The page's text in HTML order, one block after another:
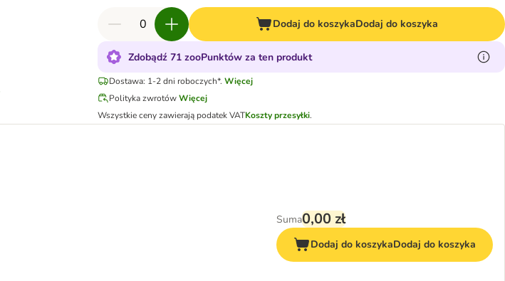
Dodaj do koszykaDodaj do koszyka
Zdobądź 71 zooPunktów za ten produkt
Dostawa: 1-2 dni roboczych*. Więcej
Polityka zwrotów Więcej
Wszystkie ceny zawierają podatek VATKoszty przesyłki.
Suma0,00 zł
Dodaj do koszykaDodaj do koszyka